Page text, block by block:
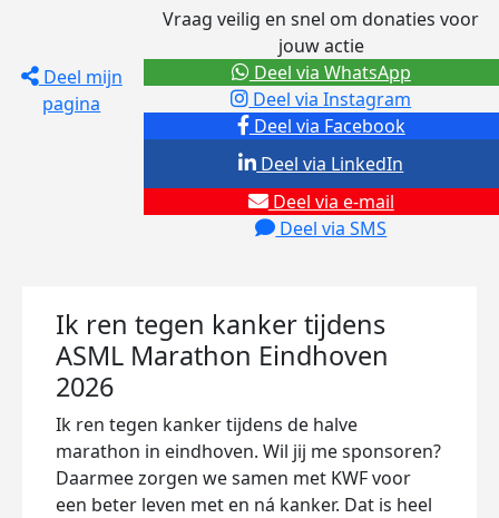
Deel mijn
pagina
Vraag veilig en snel om donaties voor
jouw actie
Deel via Facebook
Deel via Instagram
Deel via e-mail
Deel via SMS
Deel via LinkedIn
Deel via WhatsApp
Ik ren tegen kanker tijdens
ASML Marathon Eindhoven
2026
Ik ren tegen kanker tijdens de halve
marathon in eindhoven. Wil jij me sponsoren?
Daarmee zorgen we samen met KWF voor
een beter leven met en ná kanker. Dat is heel